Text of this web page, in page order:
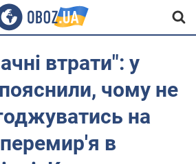
втрати": у
чому не
на
в